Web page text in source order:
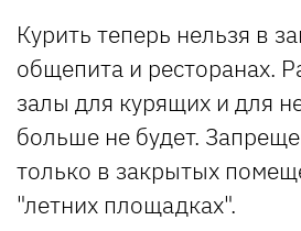
Курить теперь нельзя в
общепита и ресторанах.
залы для курящих и для
больше не будет.
только в закрытых
"летних площадках".